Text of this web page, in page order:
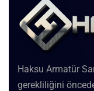
Haksu Armatür
gerekliliğini